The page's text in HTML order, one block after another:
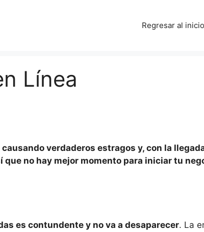
Regresar al inicio
Línea
verdaderos estragos y, con la
no hay mejor momento para iniciar tu
es contundente y no va a desaparecer. La